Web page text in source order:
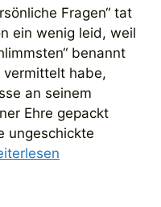
Fragen“ tat
ein wenig leid, weil
benannt
habe,
an seinem
Ehre gepackt
ungeschickte